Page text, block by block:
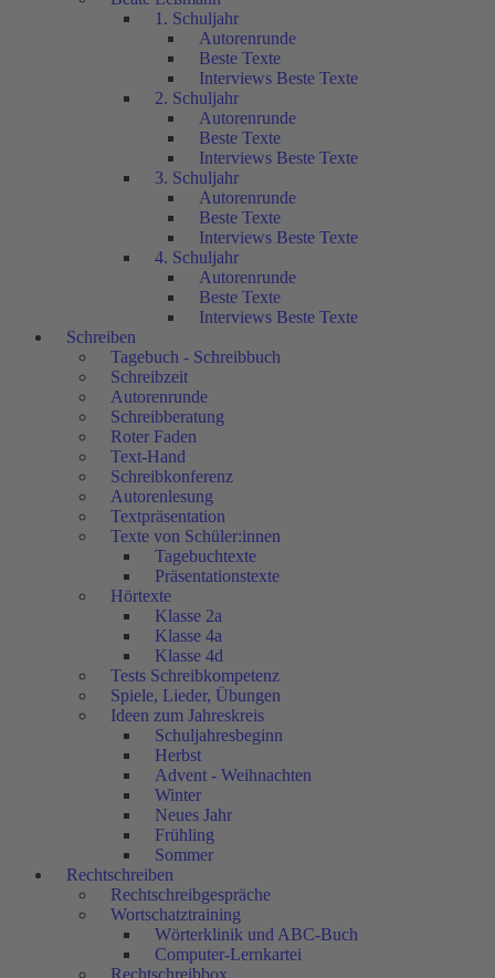
1. Schuljahr
Autorenrunde
Beste Texte
Interviews Beste Texte
2. Schuljahr
Autorenrunde
Beste Texte
Interviews Beste Texte
3. Schuljahr
Autorenrunde
Beste Texte
Interviews Beste Texte
4. Schuljahr
Autorenrunde
Beste Texte
Interviews Beste Texte
Schreiben
Tagebuch - Schreibbuch
Schreibzeit
Autorenrunde
Schreibberatung
Roter Faden
Text-Hand
Schreibkonferenz
Autorenlesung
Textpräsentation
Texte von Schüler:innen
Tagebuchtexte
Präsentationstexte
Hörtexte
Klasse 2a
Klasse 4a
Klasse 4d
Tests Schreibkompetenz
Spiele, Lieder, Übungen
Ideen zum Jahreskreis
Schuljahresbeginn
Herbst
Advent - Weihnachten
Winter
Neues Jahr
Frühling
Sommer
Rechtschreiben
Rechtschreibgespräche
Wortschatztraining
Wörterklinik und ABC-Buch
Computer-Lernkartei
Rechtschreibbox